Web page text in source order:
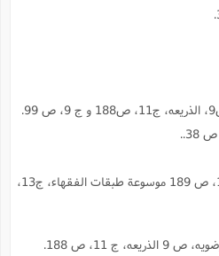
. الذریعه، ج12، ص94 و ج 15، ص 189 موسوعة طبقات الفقهاء، ج13،